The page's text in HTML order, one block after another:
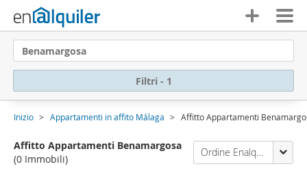
Benamargosa
Filtri - 1
Inizio Appartamenti in affito Málaga Affitto Appartamenti
Affitto Appartamenti Benamargosa
(0 Immobili)
Ordine Enalquiler